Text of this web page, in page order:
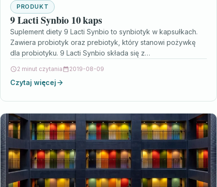
PRODUKT
9 Lacti Synbio 10 kaps
Suplement diety 9 Lacti Synbio to synbiotyk w kapsułkach.
Zawiera probiotyk oraz prebiotyk, który stanowi pożywkę
dla probiotyku. 9 Lacti Synbio składa się z…
2 minut czytania 2019-08-09
Czytaj więcej